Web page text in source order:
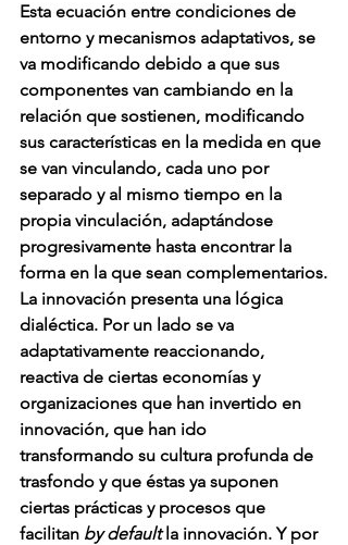
Esta ecuación entre condiciones de
entorno y mecanismos adaptativos, se
va modificando debido a que sus
componentes van cambiando en la
relación que sostienen, modificando
sus características en la medida en que
se van vinculando, cada uno por
separado y al mismo tiempo en la
propia vinculación, adaptándose
progresivamente hasta encontrar la
forma en la que sean complementarios.
La innovación presenta una lógica
dialéctica. Por un lado se va
adaptativamente reaccionando,
reactiva de ciertas economías y
organizaciones que han invertido en
innovación, que han ido
transformando su cultura profunda de
trasfondo y que éstas ya suponen
ciertas prácticas y procesos que
facilitan by default la innovación. Y por